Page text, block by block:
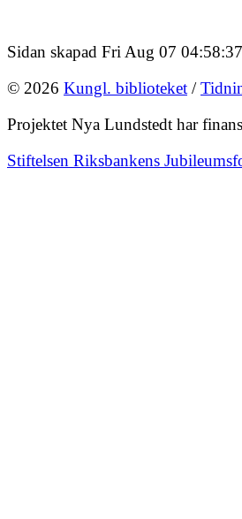
Sidan skapad Fri Aug 07
© 2026 Kungl. biblioteket /
Projektet Nya Lundstedt har
Stiftelsen Riksbankens